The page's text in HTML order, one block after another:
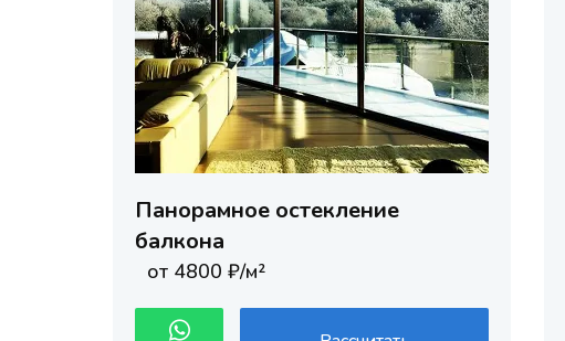
Панорамное остекление
балкона
от 4800 ₽/м²